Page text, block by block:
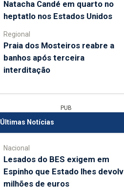
Natacha Candé em quarto no
heptatlo nos Estados Unidos
Regional
Praia dos Mosteiros reabre a
banhos após terceira
interditação
PUB
Últimas Notícias
Nacional
Lesados do BES exigem em
Espinho que Estado lhes
milhões de euros